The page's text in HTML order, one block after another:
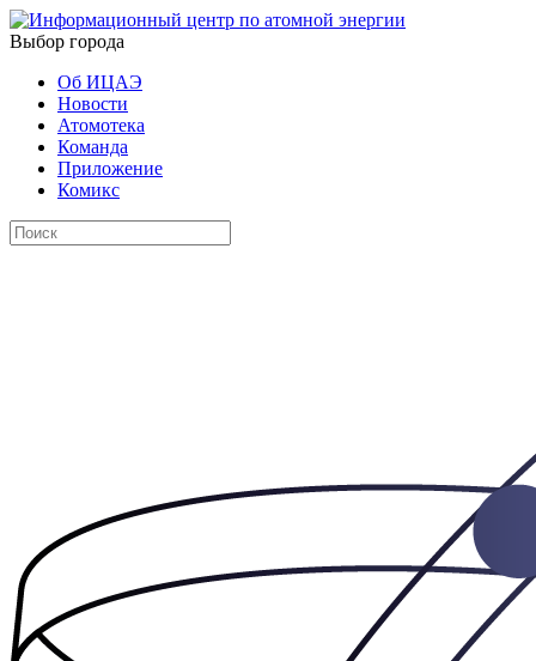
Выбор города
Об ИЦАЭ
Новости
Атомотека
Команда
Приложение
Комикс